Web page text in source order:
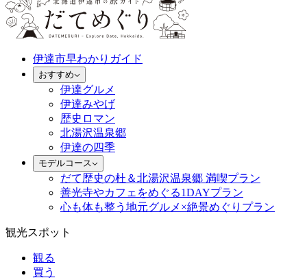
伊達市早わかりガイド
おすすめ
伊達グルメ
伊達みやげ
歴史ロマン
北湯沢温泉郷
伊達の四季
モデルコース
だて歴史の杜＆北湯沢温泉郷 満喫プラン
善光寺やカフェをめぐる1DAYプラン
心も体も整う地元グルメ×絶景めぐりプラン
観光スポット
観る
買う